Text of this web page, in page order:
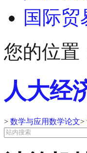
国际贸
您的位置
人大经
> 数学与应用数学论文>